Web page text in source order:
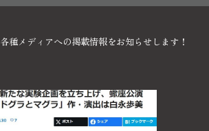
各種メディアへの掲載情報をお知らせします！